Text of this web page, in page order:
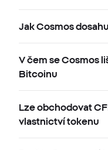
Jak Cosmos
V čem se Cosmos
Bitcoinu
Lze obchodovat
vlastnictví tokenu